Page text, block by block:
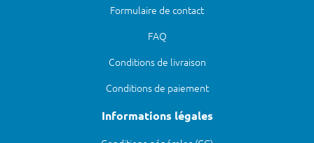
Formulaire de contact
FAQ
Conditions de livraison
Conditions de paiement
Informations légales